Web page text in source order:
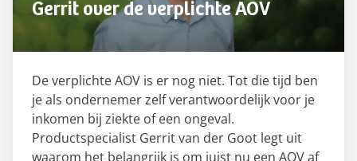
Gerrit over de verplichte AOV
De verplichte AOV is er nog niet. Tot die tijd ben
je als ondernemer zelf verantwoordelijk voor je
inkomen bij ziekte of een ongeval.
Productspecialist Gerrit van der Goot legt uit
waarom het belangrijk is om juist nu een AOV af